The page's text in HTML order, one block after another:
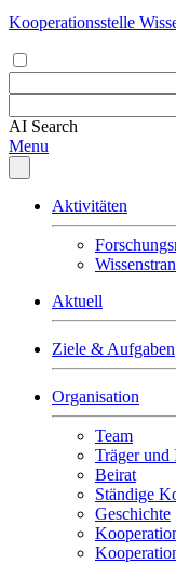
Kooperationsstelle
AI Search
Menu
Aktivitäten
Aktuell
Ziele & Aufgaben
Organisation
Team
Träger und
Beirat
Ständige
Geschichte